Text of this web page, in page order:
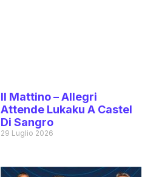
Il Mattino – Allegri
Attende Lukaku A Castel
Di Sangro
29 Luglio 2026